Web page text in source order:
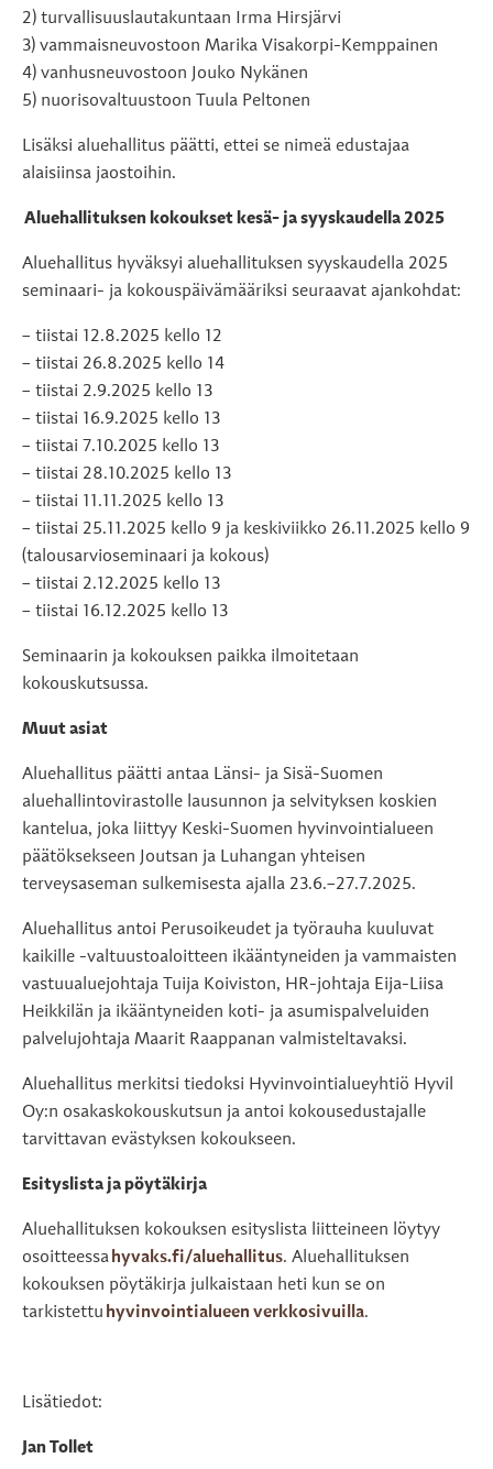
2) turvallisuuslautakuntaan Irma Hirsjärvi
3) vammaisneuvostoon Marika Visakorpi-Kemppainen
4) vanhusneuvostoon Jouko Nykänen
5) nuorisovaltuustoon Tuula Peltonen
Lisäksi aluehallitus päätti, ettei se nimeä edustajaa
alaisiinsa jaostoihin.
Aluehallituksen kokoukset kesä- ja syyskaudella 2025
Aluehallitus hyväksyi aluehallituksen syyskaudella 2025
seminaari- ja kokouspäivämääriksi seuraavat ajankohdat:
– tiistai 12.8.2025 kello 12
– tiistai 26.8.2025 kello 14
– tiistai 2.9.2025 kello 13
– tiistai 16.9.2025 kello 13
– tiistai 7.10.2025 kello 13
– tiistai 28.10.2025 kello 13
– tiistai 11.11.2025 kello 13
– tiistai 25.11.2025 kello 9 ja keskiviikko 26.11.2025 kello 9
(talousarvioseminaari ja kokous)
– tiistai 2.12.2025 kello 13
– tiistai 16.12.2025 kello 13
Seminaarin ja kokouksen paikka ilmoitetaan
kokouskutsussa.
Muut asiat
Aluehallitus päätti antaa Länsi- ja Sisä-Suomen
aluehallintovirastolle lausunnon ja selvityksen koskien
kantelua, joka liittyy Keski-Suomen hyvinvointialueen
päätöksekseen Joutsan ja Luhangan yhteisen
terveysaseman sulkemisesta ajalla 23.6.–27.7.2025.
Aluehallitus antoi Perusoikeudet ja työrauha kuuluvat
kaikille -valtuustoaloitteen ikääntyneiden ja vammaisten
vastuualuejohtaja Tuija Koiviston, HR-johtaja Eija-Liisa
Heikkilän ja ikääntyneiden koti- ja asumispalveluiden
palvelujohtaja Maarit Raappanan valmisteltavaksi.
Aluehallitus merkitsi tiedoksi Hyvinvointialueyhtiö Hyvil
Oy:n osakaskokouskutsun ja antoi kokousedustajalle
tarvittavan evästyksen kokoukseen.
Esityslista ja pöytäkirja
Aluehallituksen kokouksen esityslista liitteineen löytyy
osoitteessa hyvaks.fi/aluehallitus. Aluehallituksen
kokouksen pöytäkirja julkaistaan heti kun se on
tarkistettu hyvinvointialueen verkkosivuilla.
Lisätiedot:
Jan Tollet